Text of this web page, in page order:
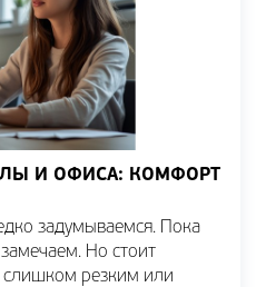
И ОФИСА: КОМФОРТ
задумываемся. Пока
Но стоит
слишком резким или